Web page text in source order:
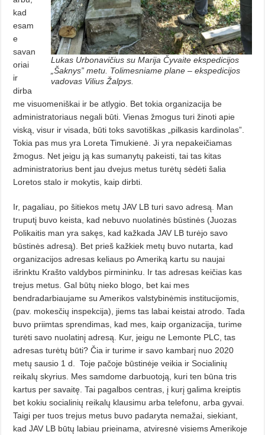
Lukas Urbonavičius su Marija Čyvaite ekspedicijos
„Šaknys” metu. Tolimesniame plane – ekspedicijos
vadovas Vilius Žalpys.
kad
esam
e
savan
oriai
ir
dirba
me visuomeniškai ir be atlygio. Bet tokia organizacija be
administratoriaus negali būti. Vienas žmogus turi žinoti apie
viską, visur ir visada, būti toks savotiškas „pilkasis kardinolas”.
Tokia pas mus yra Loreta Timukienė. Ji yra nepakeičiamas
žmogus. Net jeigu ją kas sumanytų pakeisti, tai tas kitas
administratorius bent jau dvejus metus turėtų sėdėti šalia
Loretos stalo ir mokytis, kaip dirbti.
Ir, pagaliau, po šitiekos metų JAV LB turi savo adresą. Man
truputį buvo keista, kad nebuvo nuolatinės būstinės (Juozas
Polikaitis man yra sakęs, kad kažkada JAV LB turėjo savo
būstinės adresą). Bet prieš kažkiek metų buvo nutarta, kad
organizacijos adresas keliaus po Ameriką kartu su naujai
išrinktu Krašto valdybos pirmininku. Ir tas adresas keičias kas
trejus metus. Gal būtų nieko blogo, bet kai mes
bendradarbiaujame su Amerikos valstybinėmis institucijomis,
(pav. mokesčių inspekcija), jiems tas labai keistai atrodo. Tada
buvo priimtas sprendimas, kad mes, kaip organizacija, turime
turėti savo nuolatinį adresą. Kur, jeigu ne Lemonte PLC, tas
adresas turėtų būti? Čia ir turime ir savo kambarį nuo 2020
metų sausio 1 d.
Toje pačoje būstinėje veikia ir Socialinių
reikalų skyrius. Mes samdome darbuotoją, kuri ten būna tris
kartus per savaitę. Tai pagalbos centras, į kurį galima kreiptis
bet kokiu socialinių reikalų klausimu arba telefonu, arba gyvai.
Taigi per tuos trejus metus buvo padaryta nemažai, siekiant,
kad JAV LB būtų labiau prieinama, atviresnė visiems Amerikoje